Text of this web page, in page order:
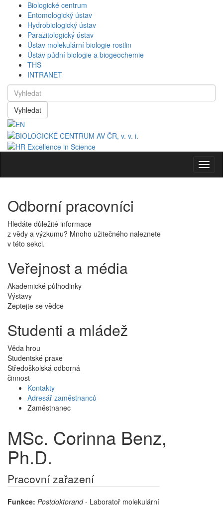
Biologické centrum
Entomologický ústav
Hydrobiologický ústav
Parazitologický ústav
Ústav molekulární biologie rostlin
Ústav půdní biologie a biogeochemie
THS
INTRANET
Vyhledat
Odborní pracovníci
Hledáte důležité informace
z vědy a výzkumu? Mnoho užitečného naleznete
v této sekci.
Veřejnost a média
Akademické půlhodinky
Výstavy
Zeptejte se vědce
Studenti a mládež
Věda hrou
Studentské praxe
Středoškolská odborná
činnost
Kontakty
Adresář zaměstnanců
Zaměstnanec
MSc. Corinna Benz,
Ph.D.
Pracovní zařazení
Funkce: Postdoktorand- Laboratoř molekulární